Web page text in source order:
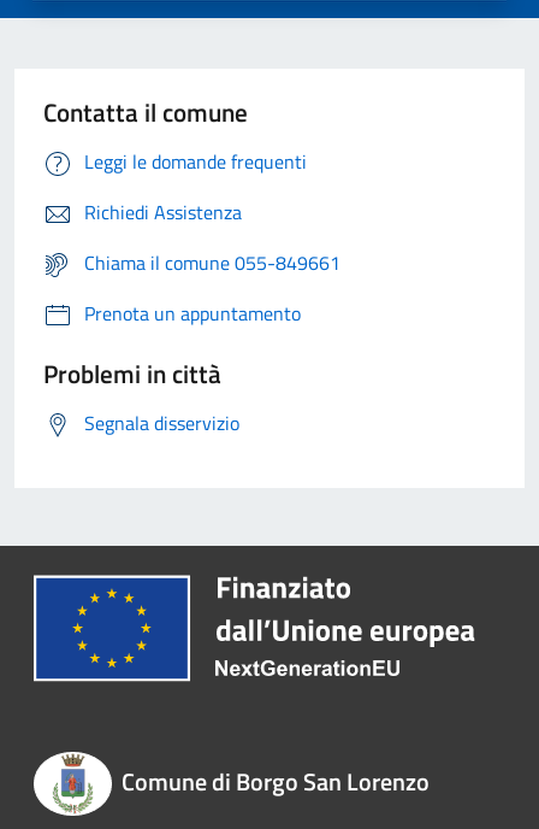
Contatta il comune
Leggi le domande frequenti
Richiedi Assistenza
Chiama il comune 055-849661
Prenota un appuntamento
Problemi in città
Segnala disservizio
Comune di Borgo San Lorenzo